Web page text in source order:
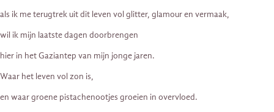
als ik me terugtrek uit dit leven vol glitter, glamour en vermaak,
wil ik mijn laatste dagen doorbrengen
hier in het Gaziantep van mijn jonge jaren.
Waar het leven vol zon is,
en waar groene pistachenootjes groeien in overvloed.